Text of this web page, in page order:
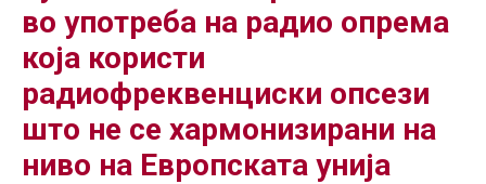
АНАЛИЗА
НА
ПАЗАР
ГРИЖА
ЗА
КОРИСНИЦИ
во употреба на радио опрема
која користи
радиофреквенциски опсези
што не се хармонизирани на
ниво на Европската унија